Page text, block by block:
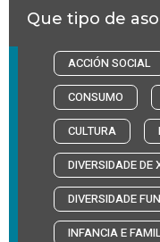
Que tipo de
ACCIÓN SOCIAL
CONSUMO
CULTURA
DIVERSIDADE DE
DIVERSIDADE
INFANCIA E